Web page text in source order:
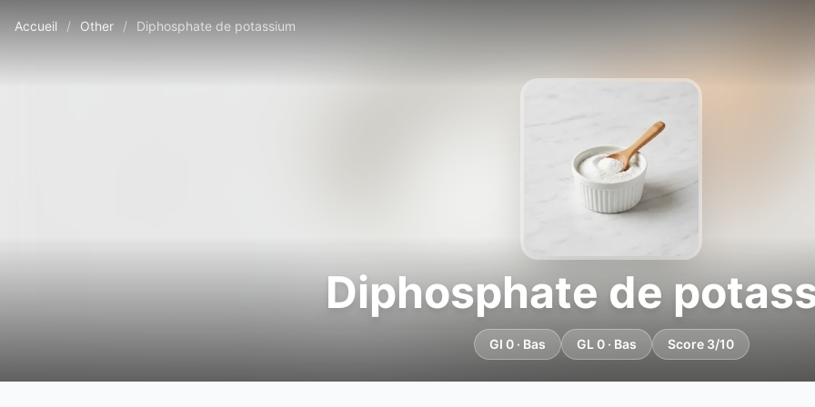
Accueil / Other / Diphosphate de potassium
Diphosphate de
GI 0 · Bas GL 0 · Bas Score 3/10